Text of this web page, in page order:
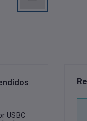
USBC